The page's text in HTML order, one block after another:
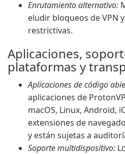
Enrutamiento alternativo:
eludir bloqueos de VPN
restrictivas.
Aplicaciones,
plataformas y
Aplicaciones de código
aplicaciones de
macOS, Linux, Android,
extensiones de
y están sujetas a
Soporte multidispositivo: